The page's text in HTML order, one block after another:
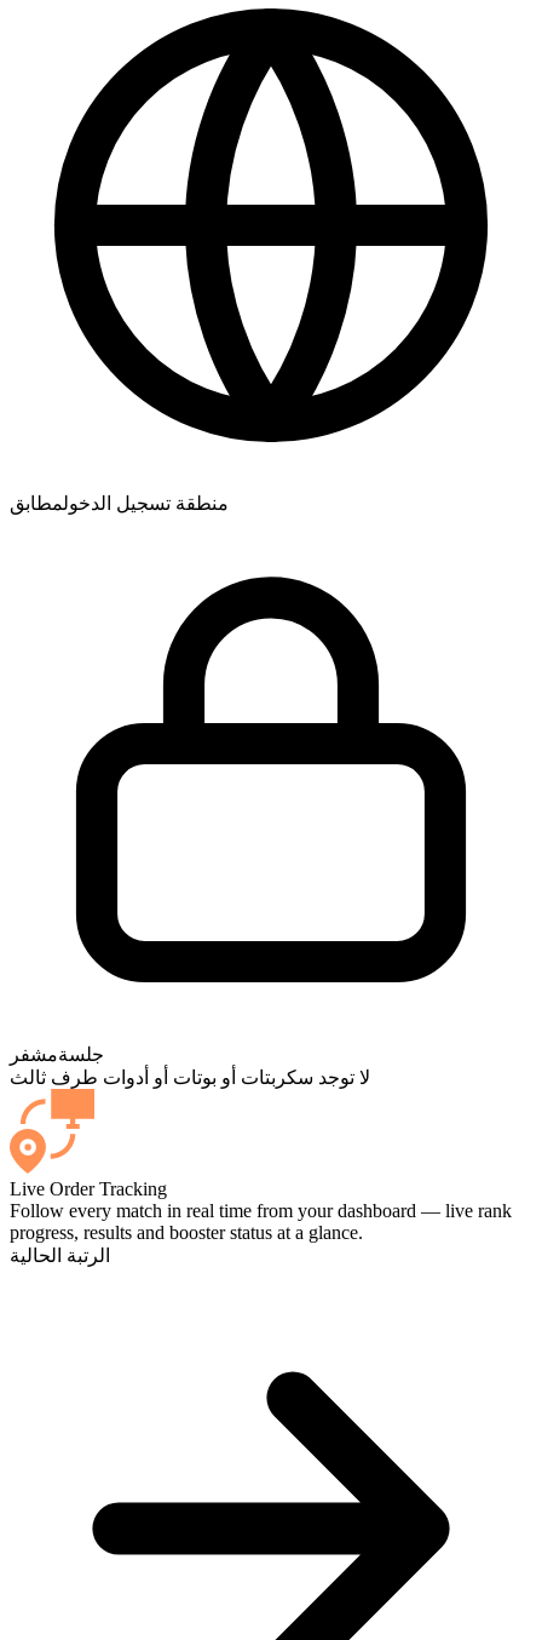
ممتاز! هل يمكنني متابعة التقدم مباشرة؟
رائع، أنتم الأفضل 🧡
منطقة تسجيل الدخولمطابق
جلسةمشفر
لا توجد سكربتات أو بوتات أو أدوات طرف ثالث
Live Order Tracking
Follow every match in real time from your dashboard — live rank
progress, results and booster status at a glance.
الرتبة الحالية